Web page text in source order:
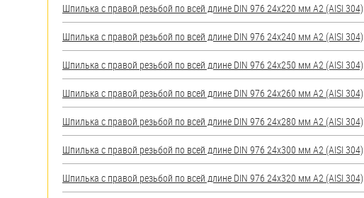
Шпилька с правой резьбой по всей длине DIN 976 24х220 мм А2 (AISI 304)
Шпилька с правой резьбой по всей длине DIN 976 24х240 мм А2 (AISI 304)
Шпилька с правой резьбой по всей длине DIN 976 24х250 мм А2 (AISI 304)
Шпилька с правой резьбой по всей длине DIN 976 24х260 мм А2 (AISI 304)
Шпилька с правой резьбой по всей длине DIN 976 24х280 мм А2 (AISI 304)
Шпилька с правой резьбой по всей длине DIN 976 24х300 мм А2 (AISI 304)
Шпилька с правой резьбой по всей длине DIN 976 24х320 мм А2 (AISI 304)